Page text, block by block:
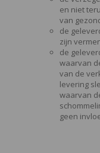
en niet
van
de
zijn
de
waarvan
van de
levering
waarvan
geen